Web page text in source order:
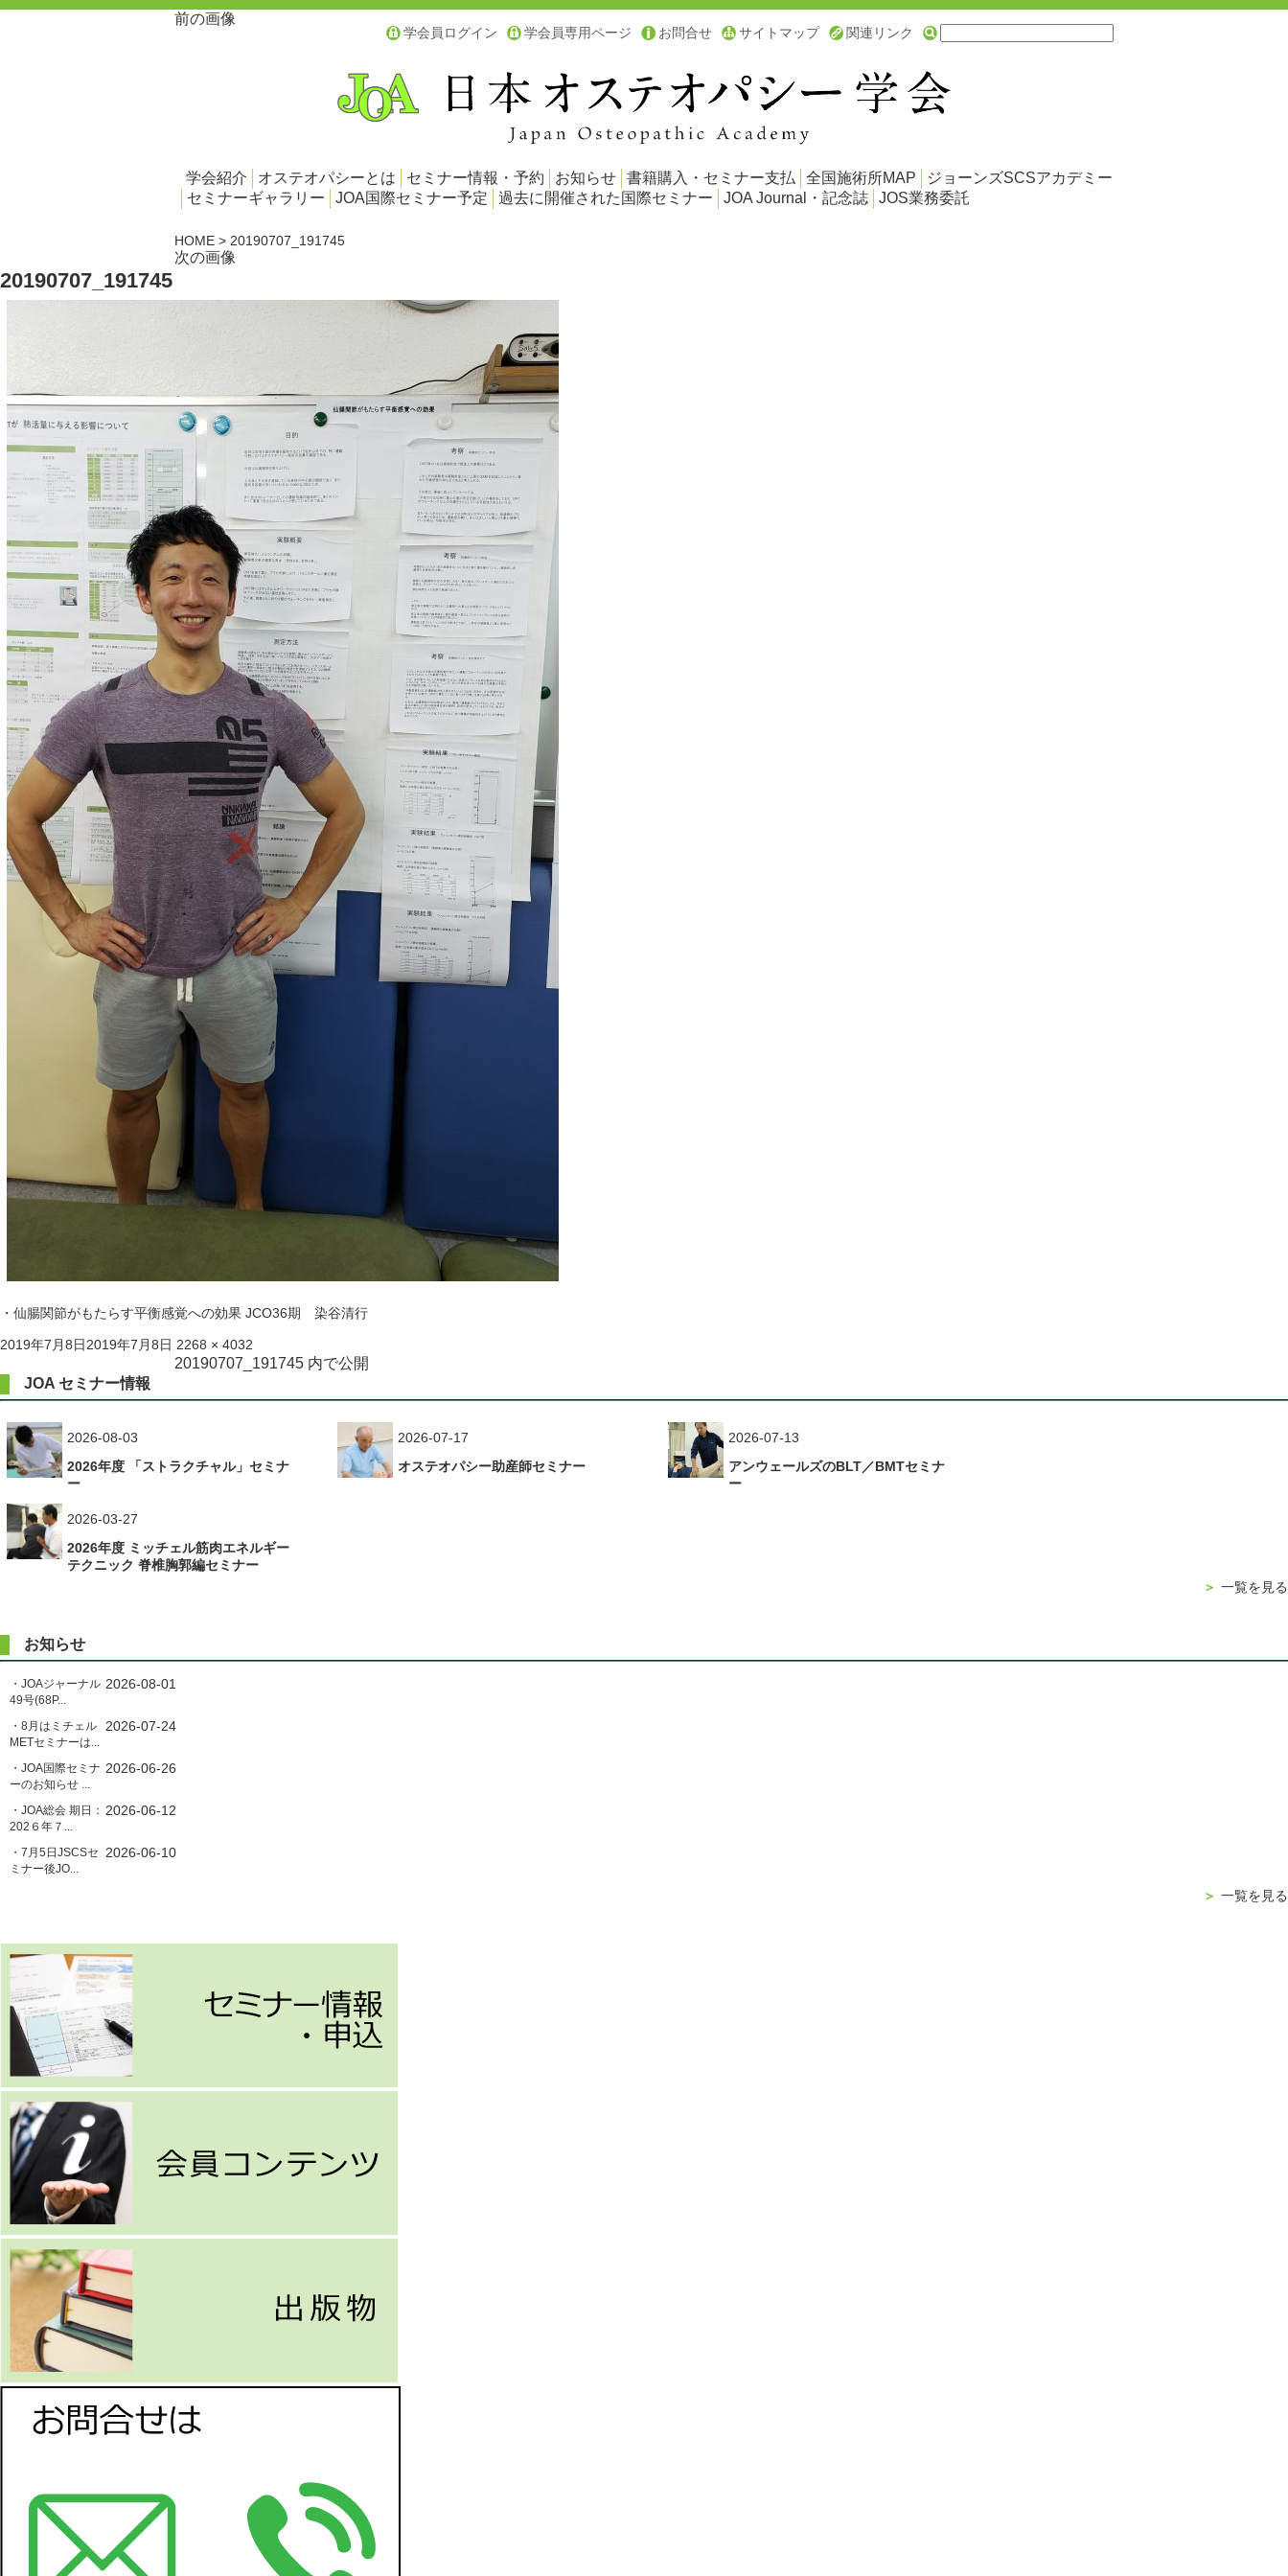
関連リンク
サイトマップ
お問合せ
学会員専用ページ
学会員ログイン
学会紹介 オステオパシーとは セミナー情報・予約 お知らせ 書籍購入・セミナー支払 全国施術所MAP
ジョーンズSCSアカデミー
セミナーギャラリー
JOA国際セミナー予定 過去に開催された国際セミナー JOA Journal・記念誌 JOS業務委託
HOME > 20190707_191745
前の画像
次の画像
20190707_191745
・仙腸関節がもたらす平衡感覚への効果 JCO36期 染谷清行
投
2019年7月8日2019年7月8日 フ
ル
イ
2268 × 4032
投
稿
ゲ
ョ
20190707_191745 内で公開
JOA セミナー情報
2026-08-03
2026年度 「ストラクチャル」セミナ
ー
2026-07-17
オステオパシー助産師セミナー
2026-07-13
アンウェールズのBLT／BMTセミナ
ー
2026-03-27
2026年度 ミッチェル筋肉エネルギー
テクニック 脊椎胸郭編セミナー
＞ 一覧を見る
お知らせ
・JOAジャーナル
49号(68P...
2026-08-01
・8月はミチェル
METセミナーは...
2026-07-24
・JOA国際セミナ
ーのお知らせ ...
2026-06-26
・JOA総会 期日：
202６年７...
2026-06-12
・7月5日JSCSセ
ミナー後JO...
2026-06-10
＞ 一覧を見る